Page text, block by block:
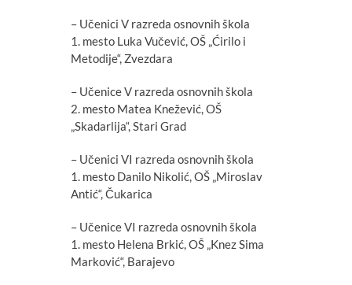
– Učenici V razreda osnovnih škola
1. mesto Luka Vučević, OŠ „Ćirilo i
Metodije“, Zvezdara
– Učenice V razreda osnovnih škola
2. mesto Matea Knežević, OŠ
„Skadarlija“, Stari Grad
– Učenici VI razreda osnovnih škola
1. mesto Danilo Nikolić, OŠ „Miroslav
Antić“, Čukarica
– Učenice VI razreda osnovnih škola
1. mesto Helena Brkić, OŠ „Knez Sima
Marković“, Barajevo